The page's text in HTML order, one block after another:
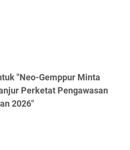
"Neo-Gemppur Minta
Perketat Pengawasan
2026"